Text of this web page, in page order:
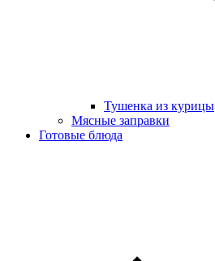
Тушенка из курицы
Мясные заправки
Готовые блюда